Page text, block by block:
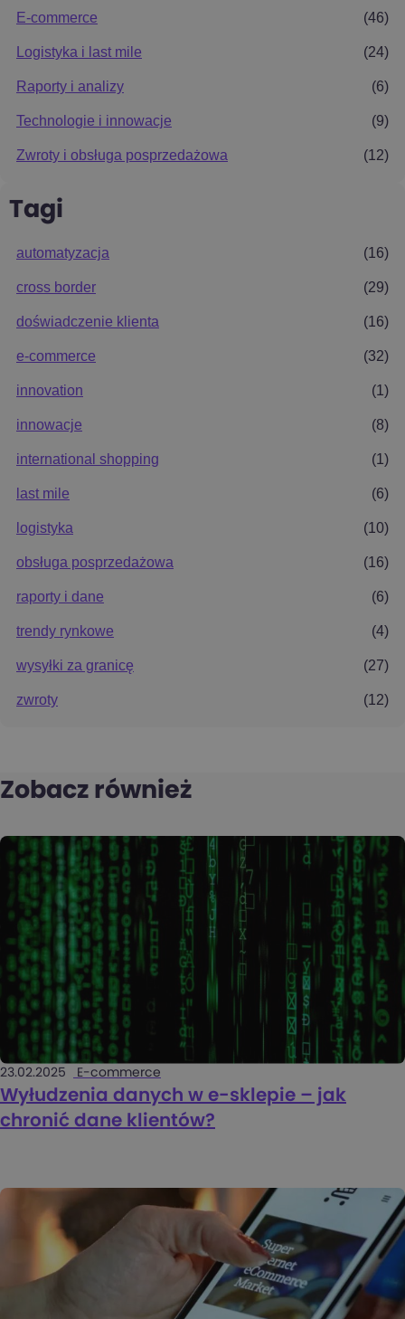
E-commerce (46)
Logistyka i last mile (24)
Raporty i analizy (6)
Technologie i innowacje (9)
Zwroty i obsługa posprzedażowa (12)
Tagi
automatyzacja (16)
cross border (29)
doświadczenie klienta (16)
e-commerce (32)
innovation (1)
innowacje (8)
international shopping (1)
last mile (6)
logistyka (10)
obsługa posprzedażowa (16)
raporty i dane (6)
trendy rynkowe (4)
wysyłki za granicę (27)
zwroty (12)
Zobacz również
23.02.2025 E-commerce
Wyłudzenia danych w e-sklepie – jak
chronić dane klientów?